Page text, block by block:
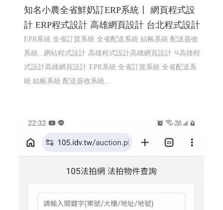
知名小農全省鮮奶訂ERP系統〡 網頁程式設
計 ERP程式設計 高雄網頁設計 台北程式設計
EPR系統 全省訂貨系統 全省配送系統 結帳系統 配送簽收
系統...網站程式設計 高雄程式設計高雄網頁設計
高雄程
式設計高雄網頁設計 EPR系統 全省訂貨系統 全省配送系
統 結帳系統 配送簽收系統...